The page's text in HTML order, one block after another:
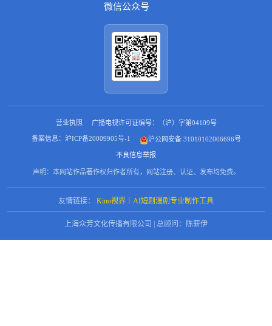
微信公众号
营业执照 广播电视许可证编号：（沪）字第04109号
备案信息：沪ICP备20009905号-1 沪公网安备 31010102006696号
不良信息举报
声明：本网站作品著作权归作者所有，网站注册、认证、发布均免费。
友情链接： Kino视界｜AI短剧漫剧专业制作工具
上海众芳文化传播有限公司 | 总顾问：陈薪伊